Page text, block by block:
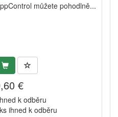
můžete pohodlně...
€
k odběru
ihned k odběru